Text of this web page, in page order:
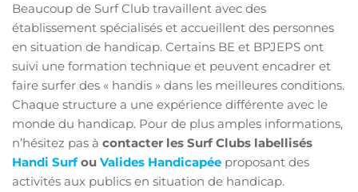
Beaucoup de Surf Club travaillent avec des
établissement spécialisés et accueillent des personnes
en situation de handicap. Certains BE et BPJEPS ont
suivi une formation technique et peuvent encadrer et
faire surfer des « handis » dans les meilleures conditions.
Chaque structure a une expérience différente avec le
monde du handicap. Pour de plus amples informations,
n’hésitez pas à contacter les Surf Clubs labellisés
Handi Surfou Valides Handicapée proposant des
activités aux publics en situation de handicap.